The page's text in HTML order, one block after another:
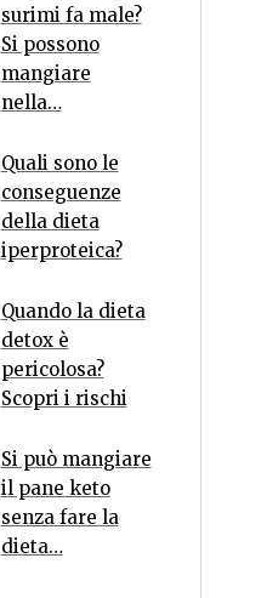
surimi fa male?
Si possono
mangiare
nella…
Quali sono le
conseguenze
della dieta
iperproteica?
Quando la dieta
detox è
pericolosa?
Scopri i rischi
Si può mangiare
il pane keto
senza fare la
dieta…